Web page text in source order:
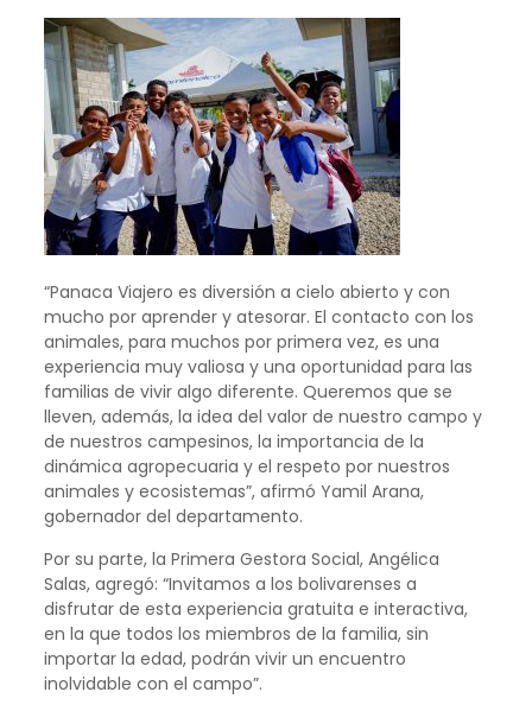
“Panaca Viajero es diversión a cielo abierto y con
mucho por aprender y atesorar. El contacto con los
animales, para muchos por primera vez, es una
experiencia muy valiosa y una oportunidad para las
familias de vivir algo diferente. Queremos que se
lleven, además, la idea del valor de nuestro campo y
de nuestros campesinos, la importancia de la
dinámica agropecuaria y el respeto por nuestros
animales y ecosistemas”, afirmó Yamil Arana,
gobernador del departamento.
Por su parte, la Primera Gestora Social, Angélica
Salas, agregó: “Invitamos a los bolivarenses a
disfrutar de esta experiencia gratuita e interactiva,
en la que todos los miembros de la familia, sin
importar la edad, podrán vivir un encuentro
inolvidable con el campo”.